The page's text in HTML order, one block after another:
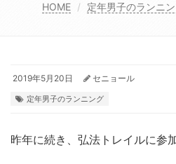
HOME 定年男子のランニ
2019年5月20日 セニョール
定年男子のランニング
昨年に続き、弘法トレイルに参